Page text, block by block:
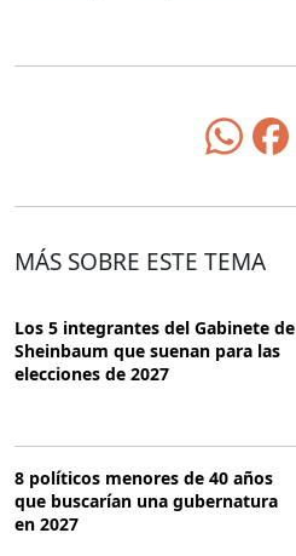
MÁS SOBRE ESTE TEMA
Los 5 integrantes del Gabinete de
Sheinbaum que suenan para las
elecciones de 2027
8 políticos menores de 40 años
que buscarían una gubernatura
en 2027